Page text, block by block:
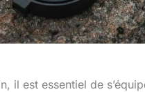
il est essentiel de